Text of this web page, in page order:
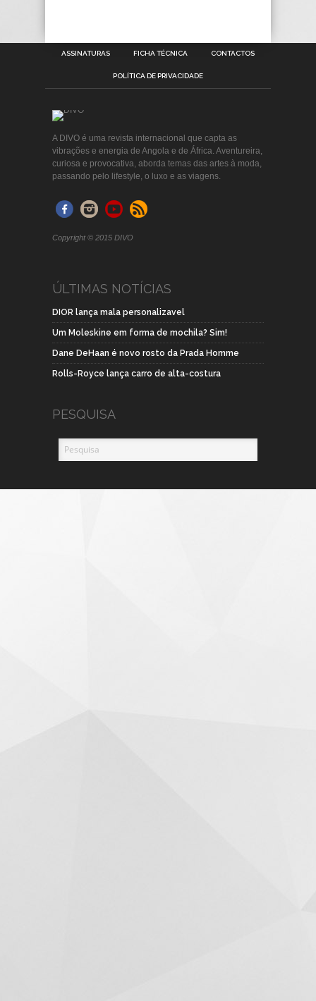
ASSINATURAS FICHA TÉCNICA CONTACTOS
POLÍTICA DE PRIVACIDADE
A DIVO é uma revista internacional que capta as
vibrações e energia de Angola e de África. Aventureira,
curiosa e provocativa, aborda temas das artes à moda,
passando pelo lifestyle, o luxo e as viagens.
Copyright © 2015 DIVO
ÚLTIMAS NOTÍCIAS
DIOR lança mala personalizavel
Um Moleskine em forma de mochila? Sim!
Dane DeHaan é novo rosto da Prada Homme
Rolls-Royce lança carro de alta-costura
PESQUISA